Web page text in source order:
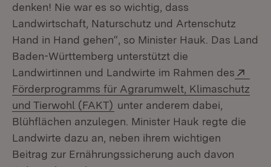
denken! Nie war es so wichtig, dass
Landwirtschaft, Naturschutz und Artenschutz
Hand in Hand gehen“, so Minister Hauk. Das Land
Baden-Württemberg unterstützt die
Landwirtinnen und Landwirte im Rahmen des
Förderprogramms für Agrarumwelt, Klimaschutz
und Tierwohl (FAKT) (Öffnet in neuem Fenster)
unter anderem dabei,
Blühflächen anzulegen. Minister Hauk regte die
Landwirte dazu an, neben ihrem wichtigen
Beitrag zur Ernährungssicherung auch davon